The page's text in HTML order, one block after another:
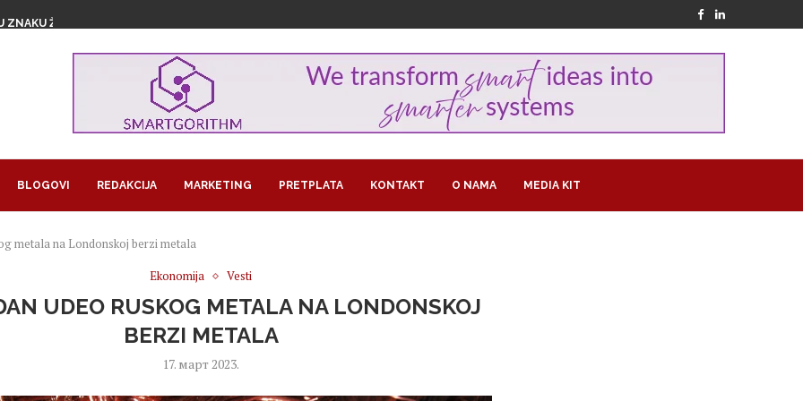
ZNAKU ŽENSKOG...
BLOGOVI REDAKCIJA MARKETING PRETPLATA KONTAKT O NAMA MEDIA KIT
metala na Londonskoj berzi metala
Ekonomija
Vesti
UDEO RUSKOG METALA NA LONDONSKOJ
BERZI METALA
17. март 2023.